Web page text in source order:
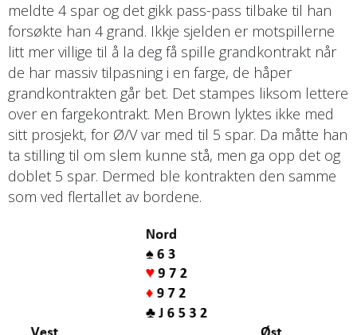
meldte 4 spar og det gikk pass-pass tilbake til han
forsøkte han 4 grand. Ikkje sjelden er motspillerne
litt mer villige til å la deg få spille grandkontrakt når
de har massiv tilpasning i en farge, de håper
grandkontrakten går bet. Det stampes liksom lettere
over en fargekontrakt. Men Brown lyktes ikke med
sitt prosjekt, for Ø/V var med til 5 spar. Da måtte han
ta stilling til om slem kunne stå, men ga opp det og
doblet 5 spar. Dermed ble kontrakten den samme
som ved flertallet av bordene.